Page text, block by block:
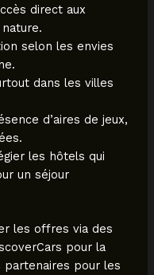
direct aux
selon les envies
dans les villes
d’aires de jeux,
les hôtels qui
un séjour
les offres via des
pour la
pour les